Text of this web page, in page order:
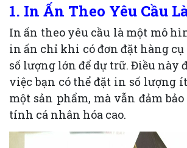
1. In Ấn Theo Yêu Cầu
In ấn theo yêu cầu là một mô
in ấn chỉ khi có đơn đặt hàng
số lượng lớn để dự trữ. Điều này
việc bạn có thể đặt in số lượng
một sản phẩm, mà vẫn đảm
tính cá nhân hóa cao.